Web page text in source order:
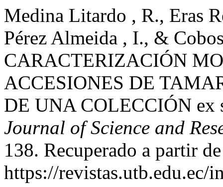
Medina Litardo , R., Eras
Pérez Almeida , I., &
CARACTERIZACIÓN
ACCESIONES DE
DE UNA COLECCIÓN
Journal of Science and
138. Recuperado a partir de
https://revistas.utb.edu.ec/